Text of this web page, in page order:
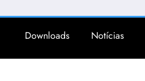
Downloads Notícias